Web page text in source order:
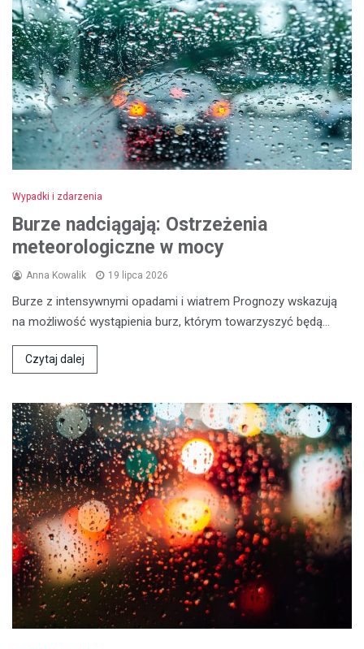
Wypadki i zdarzenia
Burze nadciągają: Ostrzeżenia
meteorologiczne w mocy
Anna Kowalik 19 lipca 2026
Burze z intensywnymi opadami i wiatrem Prognozy wskazują
na możliwość wystąpienia burz, którym towarzyszyć będą…
Czytaj dalej